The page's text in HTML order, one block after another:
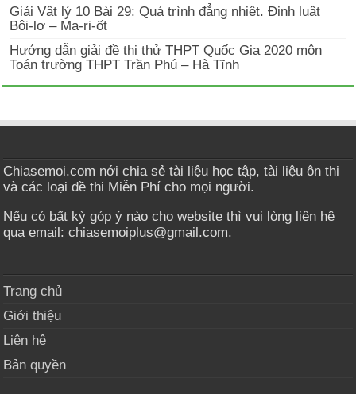
Giải Vật lý 10 Bài 29: Quá trình đẳng nhiệt. Định luật
Bôi-lơ – Ma-ri-ốt
Hướng dẫn giải đề thi thử THPT Quốc Gia 2020 môn
Toán trường THPT Trần Phú – Hà Tĩnh
Chiasemoi.com nới chia sẻ tài liệu học tập, tài liệu ôn thi
và các loại đề thi Miễn Phí cho mọi người.
Nếu có bất kỳ góp ý nào cho website thì vui lòng liên hệ
qua email: chiasemoiplus@gmail.com.
Trang chủ
Giới thiệu
Liên hệ
Bản quyền